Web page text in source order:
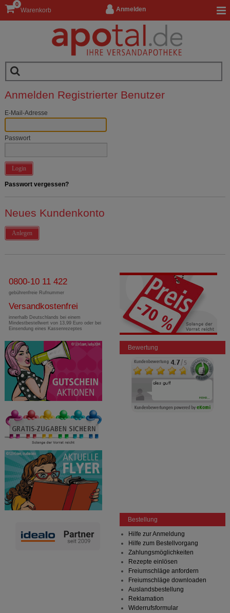
Anmelden
Warenkorb
0
Anmelden Registrierter Benutzer
E-Mail-Adresse
Passwort
Login
Passwort vergessen?
Neues Kundenkonto
Anlegen
0800-10 11 422
gebührenfreie Rufnummer
Versandkostenfrei
innerhalb Deutschlands bei einem
Mindestbestellwert von 13,99 Euro oder bei
Einsendung eines Kassenrezeptes
Bewertung
Bestellung
Hilfe zur Anmeldung
Hilfe zum Bestellvorgang
Zahlungsmöglichkeiten
Rezepte einlösen
Freiumschläge anfordern
Freiumschläge downloaden
Auslandsbestellung
Reklamation
Widerrufsformular